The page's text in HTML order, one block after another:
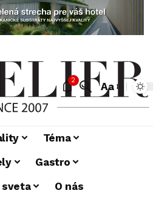
2
Aa
Téma
Gastro
sveta
O nás